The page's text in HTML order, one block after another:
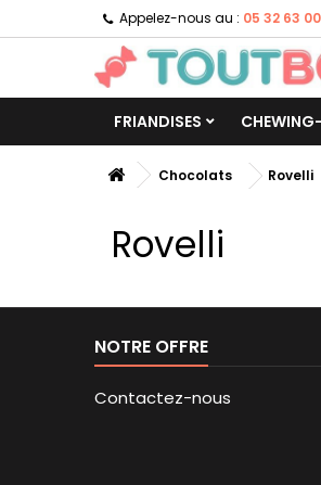
Appelez-nous au : 05 32 63 00
FRIANDISES
Chocolats Rovelli
Rovelli
NOTRE OFFRE
Contactez-nous